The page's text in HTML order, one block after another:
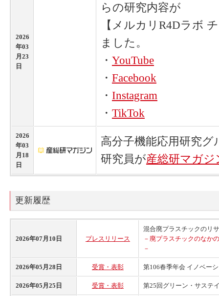
2026
年03
月23
日
らの研究内容が
【メルカリR4Dラボ
ました。
・ YouTube
・ Facebook
・ Instagram
・ TikTok
2026
年03
月18
日
高分子機能応用研究グ
研究員が産総研マガジ
更新履歴
2026年07月10日 プレスリリース
混合廃プラスチックのリ
－廃プラスチックのなか
－
2026年05月28日 受賞・表彰 第106春季年会 イノベー
2026年05月25日 受賞・表彰 第25回グリーン・サステ